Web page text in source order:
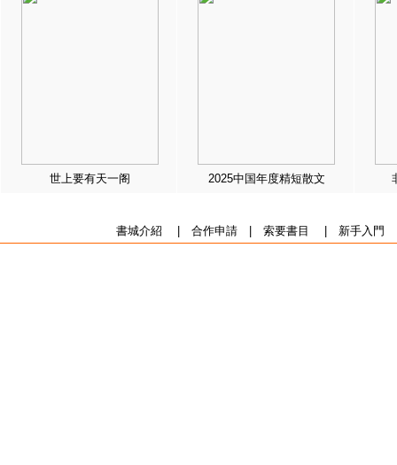
世上要有天一阁 2025中国年度精短散文
書城介紹 合作申請| 索要書目 新手入門